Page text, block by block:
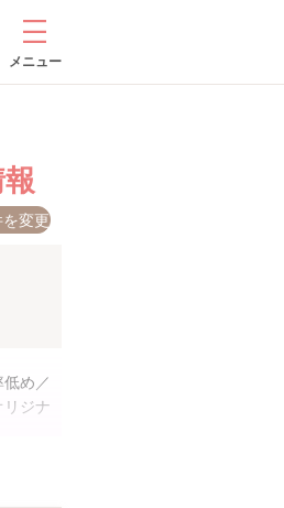
メニュー
変更
め／
ジナ